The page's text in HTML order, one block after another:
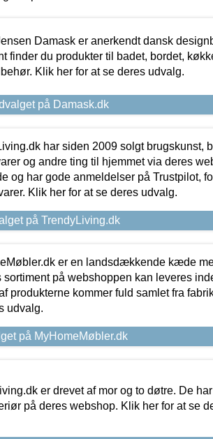
Damask er anerkendt dansk
finder du produkter til badet, bordet,
Klik her for at se deres udvalg.
på Damask.dk
har siden 2009 solgt brugskunst,
og andre ting til hjemmet via deres
og har gode anmeldelser på Trustpilot,
Klik her for at se deres udvalg.
på TrendyLiving.dk
er en landsdækkende kæde
sortiment på webshoppen kan leveres
produkterne kommer fuld samlet fra
udvalg.
på MyHomeMøbler.dk
er drevet af mor og to døtre. De
på deres webshop. Klik her for at se